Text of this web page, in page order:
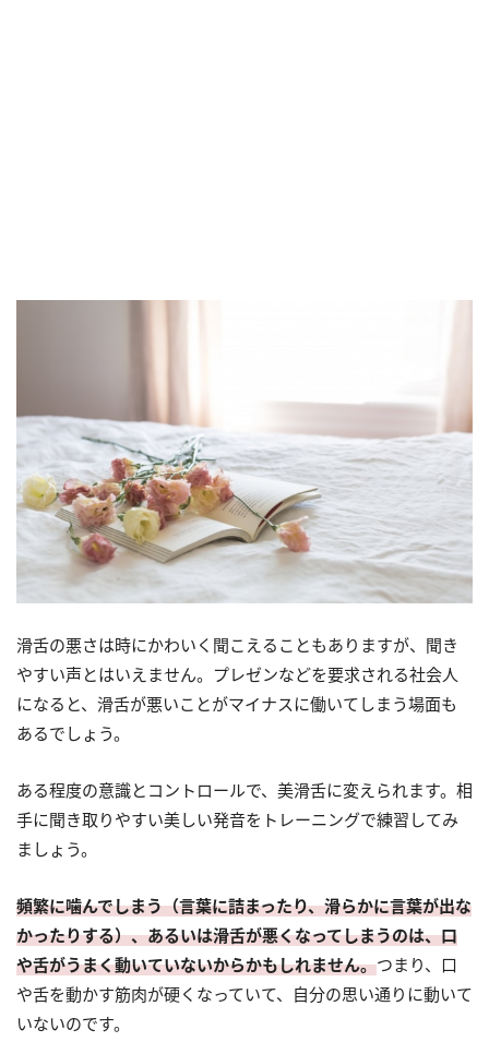
滑舌の悪さは時にかわいく聞こえることもありますが、聞き
やすい声とはいえません。プレゼンなどを要求される社会人
になると、滑舌が悪いことがマイナスに働いてしまう場面も
あるでしょう。
ある程度の意識とコントロールで、美滑舌に変えられます。相
手に聞き取りやすい美しい発音をトレーニングで練習してみ
ましょう。
頻繁に噛んでしまう（言葉に詰まったり、滑らかに言葉が出な
かったりする）、あるいは滑舌が悪くなってしまうのは、口
や舌がうまく動いていないからかもしれません。つまり、口
や舌を動かす筋肉が硬くなっていて、自分の思い通りに動いて
いないのです。